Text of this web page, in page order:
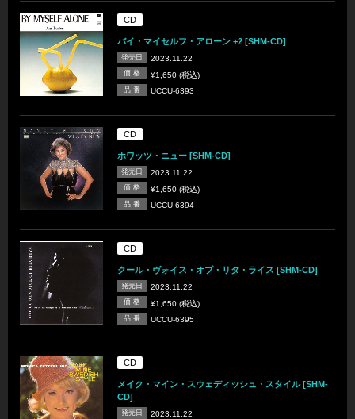
CD
バイ・マイセルフ・アローン +2 [SHM-CD]
発売日 2023.11.22
価 格 ¥1,650 (税込)
品 番 UCCU-6393
CD
ホワッツ・ニュー [SHM-CD]
発売日 2023.11.22
価 格 ¥1,650 (税込)
品 番 UCCU-6394
CD
クール・ヴォイス・オブ・リタ・ライス [SHM-CD]
発売日 2023.11.22
価 格 ¥1,650 (税込)
品 番 UCCU-6395
CD
メイク・マイン・スウェディッシュ・スタイル [SHM-
CD]
発売日 2023.11.22